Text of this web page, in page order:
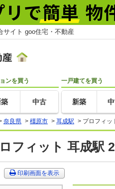
サイト goo住宅・不動産
ンを買う
中古
一戸建てを買う
新築
奈良県 > 橿原市 > 耳成駅 > プロフィッ
フィット 耳成駅
印刷画面を表示